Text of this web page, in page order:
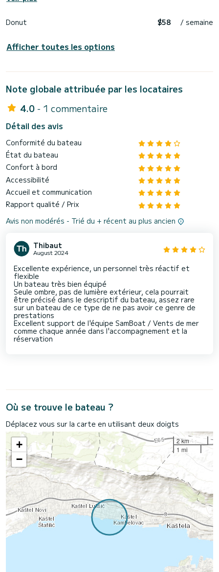
Donut $58 / semaine
Afficher toutes les options
Note globale attribuée par les locataires
4.0 - 1 commentaire
Détail des avis
Conformité du bateau
État du bateau
Confort à bord
Accessibilité
Accueil et communication
Rapport qualité / Prix
Avis non modérés - Trié du + récent au plus ancien
Thibaut
August 2024
Excellente expérience, un personnel très réactif et
flexible
Un bateau très bien équipé
Seule ombre, pas de lumière extérieur, cela pourrait
être précisé dans le descriptif du bateau, assez rare
sur un bateau de ce type de ne pas avoir ce genre de
prestations
Excellent support de l'équipe SamBoat / Vents de mer
comme chaque année dans l'accompagnement et la
réservation
Où se trouve le bateau ?
Déplacez vous sur la carte en utilisant deux doigts
+
−
2 km
1 mi